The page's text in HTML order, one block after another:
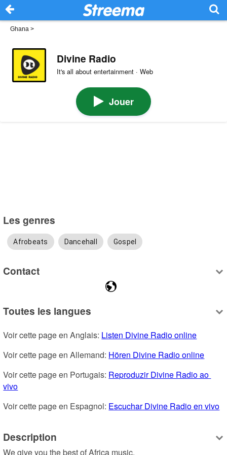
Ghana >
Divine Radio
It's all about entertainment · Web
Jouer
Les genres
Afrobeats Dancehall Gospel
Contact
Toutes les langues
Voir cette page en Anglais: Listen Divine Radio online
Voir cette page en Allemand: Hören Divine Radio online
Voir cette page en Portugais: Reproduzir Divine Radio ao
vivo
Voir cette page en Espagnol: Escuchar Divine Radio en vivo
Description
We give you the best of Africa music.